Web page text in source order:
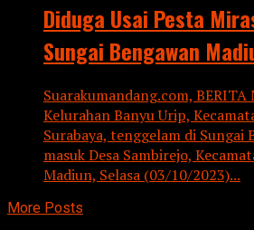
Diduga Usai Pesta
Sungai Bengawan
Suarakumandang.com, BERITA
Kelurahan Banyu Urip,
Surabaya, tenggelam di Sungai
masuk Desa Sambirejo,
Madiun, Selasa (03/10/2023)...
More Posts